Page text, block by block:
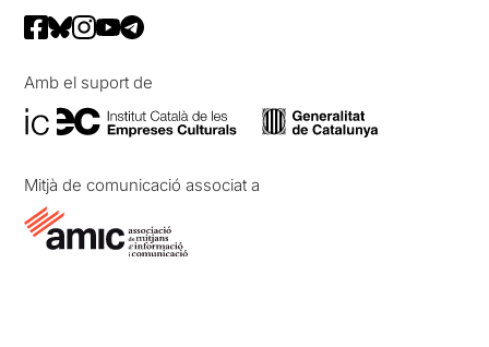
Amb el suport de
Mitjà de comunicació associat a